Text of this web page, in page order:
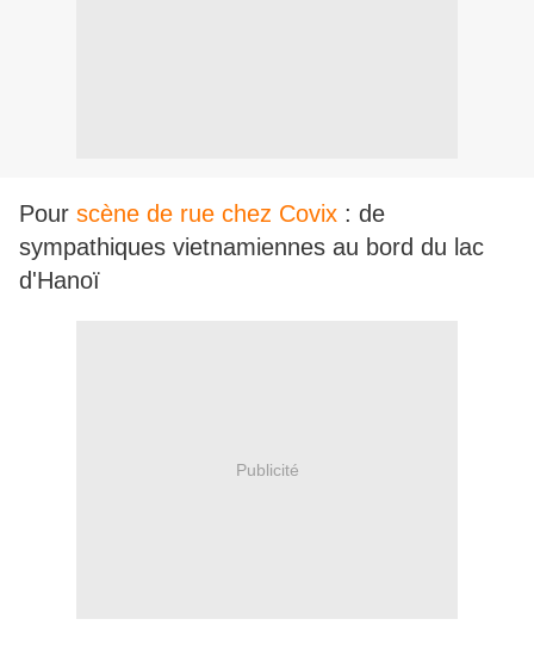
Pour scène de rue chez Covix : de
sympathiques vietnamiennes au bord du lac
d'Hanoï
Publicité